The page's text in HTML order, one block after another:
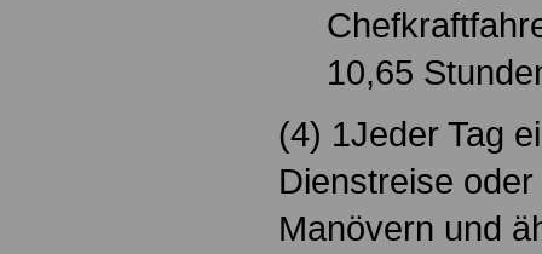
10,65
(4) 1Jeder Tag
Dienstreise
Manövern und